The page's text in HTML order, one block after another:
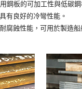
鋼板的可加工性與低碳
有良好的冷彎性能。
腐蝕性能，可用於製造